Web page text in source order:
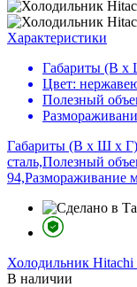
Характеристики
Габариты (В х
Цвет:
Полезный
Габариты (В х Ш х
сталь,Полезный
94,Размораживание
Холодильник Hitachi
В наличии